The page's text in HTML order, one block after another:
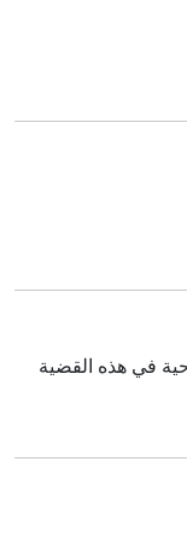
في هذه القضية